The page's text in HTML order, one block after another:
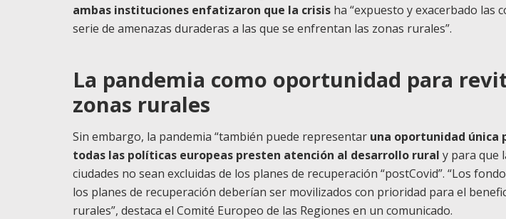
ambas instituciones enfatizaron que la crisis ha “expuesto y exacerbado las
serie de amenazas duraderas a las que se enfrentan las zonas rurales”.
La pandemia como oportunidad para
zonas rurales
Sin embargo, la pandemia “también puede representar una oportunidad única
todas las políticas europeas presten atención al desarrollo rural y para que
ciudades no sean excluidas de los planes de recuperación “postCovid”. “Los
los planes de recuperación deberían ser movilizados con prioridad para el
rurales”, destaca el Comité Europeo de las Regiones en un comunicado.